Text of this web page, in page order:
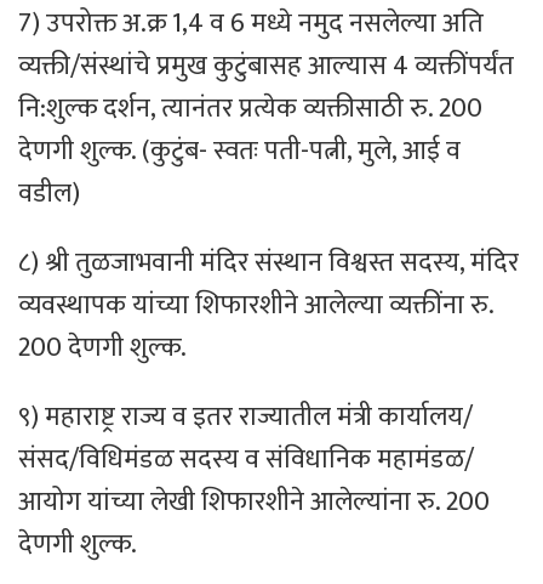
7) उपरोक्त अ.क्र 1,4 व 6 मध्ये नमुद नसलेल्या अति
व्यक्ती/संस्थांचे प्रमुख कुटुंबासह आल्यास 4 व्यक्तींपर्यंत
नि:शुल्क दर्शन, त्यानंतर प्रत्येक व्यक्तीसाठी रु. 200
देणगी शुल्क. (कुटुंब- स्वतः पती-पत्नी, मुले, आई व
वडील)
८) श्री तुळजाभवानी मंदिर संस्थान विश्वस्त सदस्य, मंदिर
व्यवस्थापक यांच्या शिफारशीने आलेल्या व्यक्तींना रु.
200 देणगी शुल्क.
९) महाराष्ट्र राज्य व इतर राज्यातील मंत्री कार्यालय/
संसद/विधिमंडळ सदस्य व संविधानिक महामंडळ/
आयोग यांच्या लेखी शिफारशीने आलेल्यांना रु. 200
देणगी शुल्क.